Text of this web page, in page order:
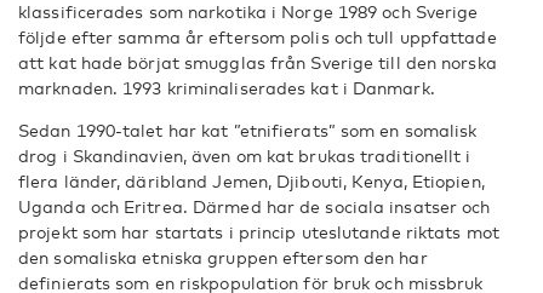
klassificerades som narkotika i Norge 1989 och Sverige
följde efter samma år eftersom polis och tull uppfattade
att kat hade börjat smugglas från Sverige till den norska
marknaden. 1993 kriminaliserades kat i Danmark.
Sedan 1990-talet har kat ”etnifierats” som en somalisk
drog i Skandinavien, även om kat brukas traditionellt i
flera länder, däribland Jemen, Djibouti, Kenya, Etiopien,
Uganda och Eritrea. Därmed har de sociala insatser och
projekt som har startats i princip uteslutande riktats mot
den somaliska etniska gruppen eftersom den har
definierats som en riskpopulation för bruk och missbruk